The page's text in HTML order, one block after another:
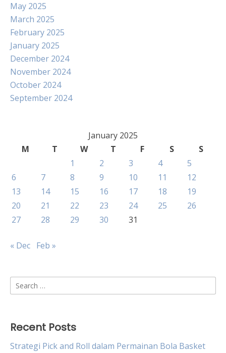
May 2025
March 2025
February 2025
January 2025
December 2024
November 2024
October 2024
September 2024
January 2025
M
T W T F S
S
1
2 3 4
5
6
7 8 9 10 11
12
13
14 15 16 17 18
19
20
21 22 23 24 25
26
27
28 29 30 31
« Dec Feb »
Search
for:
Recent Posts
Strategi Pick and Roll dalam Permainan Bola Basket